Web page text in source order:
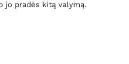
jo pradės kitą valymą.